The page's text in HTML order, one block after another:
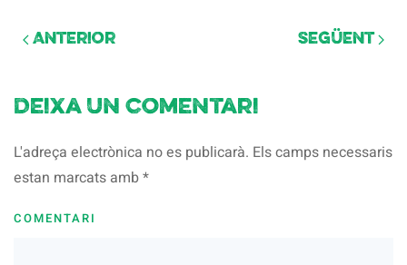
Anterior Següent
Deixa un comentari
L'adreça electrònica no es publicarà. Els camps necessaris
estan marcats amb*
COMENTARI